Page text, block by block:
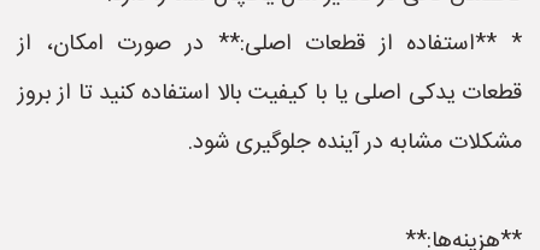
* **استفاده از قطعات اصلی:** در صورت امکان، از
قطعات یدکی اصلی یا با کیفیت بالا استفاده کنید تا از بروز
مشکلات مشابه در آینده جلوگیری شود.
**هزینه‌ها:**